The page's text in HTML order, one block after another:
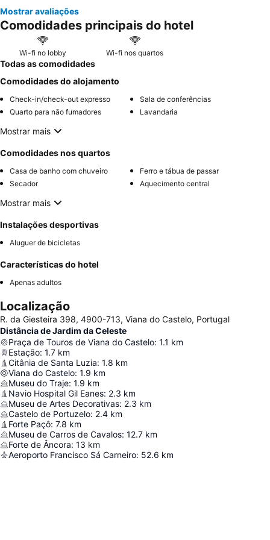
Mostrar avaliações
Comodidades principais do hotel
Wi-fi no lobby Wi-fi nos quartos
Todas as comodidades
Comodidades do alojamento
Check-in/check-out expresso
Sala de conferências
Quarto para não fumadores
Lavandaria
Mostrar mais
Comodidades nos quartos
Casa de banho com chuveiro
Ferro e tábua de passar
Secador
Aquecimento central
Mostrar mais
Instalações desportivas
Aluguer de bicicletas
Características do hotel
Apenas adultos
Localização
R. da Giesteira 398, 4900-713, Viana do Castelo, Portugal
Distância de Jardim da Celeste
Praça de Touros de Viana do Castelo: 1.1 km
Estação: 1.7 km
Citânia de Santa Luzia: 1.8 km
Viana do Castelo: 1.9 km
Museu do Traje: 1.9 km
Navio Hospital Gil Eanes: 2.3 km
Museu de Artes Decorativas: 2.3 km
Castelo de Portuzelo: 2.4 km
Forte Paçô: 7.8 km
Museu de Carros de Cavalos: 12.7 km
Forte de Âncora: 13 km
Aeroporto Francisco Sá Carneiro: 52.6 km